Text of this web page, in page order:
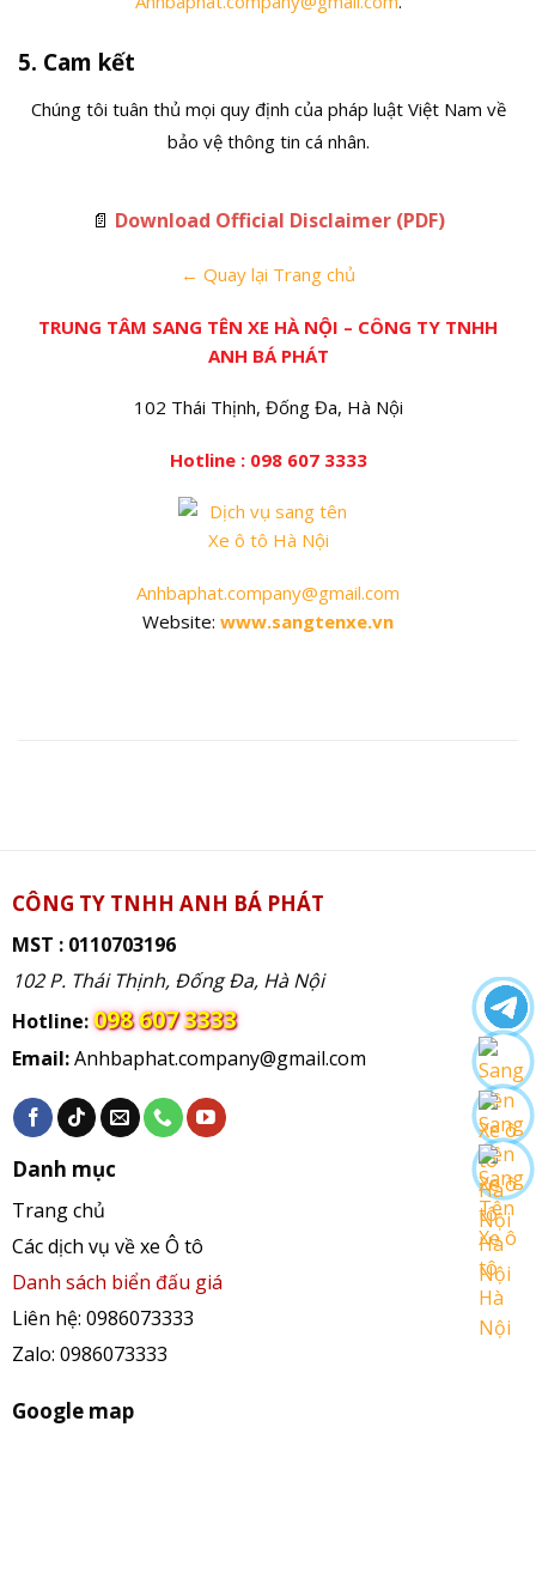
5. Cam kết
Chúng tôi tuân thủ mọi quy định của pháp luật Việt Nam về
bảo vệ thông tin cá nhân.
📄 Download Official Disclaimer (PDF)
← Quay lại Trang chủ
TRUNG TÂM SANG TÊN XE HÀ NỘI – CÔNG TY TNHH
ANH BÁ PHÁT
102 Thái Thịnh, Đống Đa, Hà Nội
Hotline : 098 607 3333
Anhbaphat.company@gmail.com
Website: www.sangtenxe.vn
CÔNG TY TNHH ANH BÁ PHÁT
MST : 0110703196
102 P. Thái Thịnh, Đống Đa, Hà Nội
Hotline:098 607 3333
Email:Anhbaphat.company@gmail.com
Danh mục
Trang chủ
Các dịch vụ về xe Ô tô
Danh sách biển đấu giá
Liên hệ: 0986073333
Zalo: 0986073333
Google map